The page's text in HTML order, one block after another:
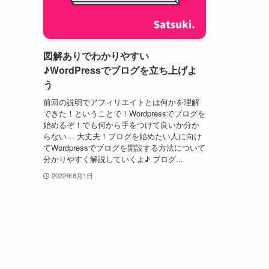
図解ありでわかりやすい
♪WordPressでブログを立ち上げよ
う
前回の説明でアフィリエイトとは何かを理解
できた！ということで！Wordpressでブログを
始めるぞ！でも何から手をつけて良いか分か
らない… 大丈夫！ブログを始めたい人に向け
てWordpressでブログを開設する方法について
分かりやすく解説していくよ♪ ブログ...
2022年8月1日